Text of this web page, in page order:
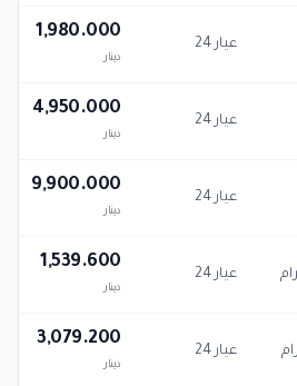
عيار 24
1,980.000
دينار
عيار 24
4,950.000
دينار
عيار 24
9,900.000
دينار
عيار 24
1,539.600
دينار
عيار 24
3,079.200
دينار